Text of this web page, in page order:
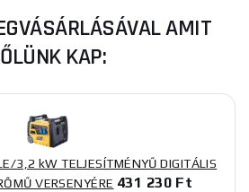
AMIT
KAP:
3,2 kW TELJESÍTMÉNYŰ DIGITÁLIS
VERSENYÉRE 431 230 Ft